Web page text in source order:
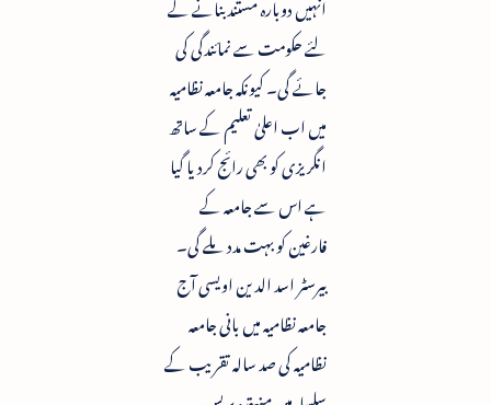
لئے حکومت سے نمائندگی کی
جائے گی۔ کیونکہ جامعہ نظامیہ
میں اب اعلیٰ تعلیم کے ساتھ
انگریزی کو بھی رائج کردیا گیا
ہے اس سے جامعہ کے
فارغین کو بہت مدد ملے گی۔
بیرسٹر اسد الدین اویسی آج
جامعہ نظامیہ میں بانی جامعہ
نظامیہ کی صد سالہ تقریب کے